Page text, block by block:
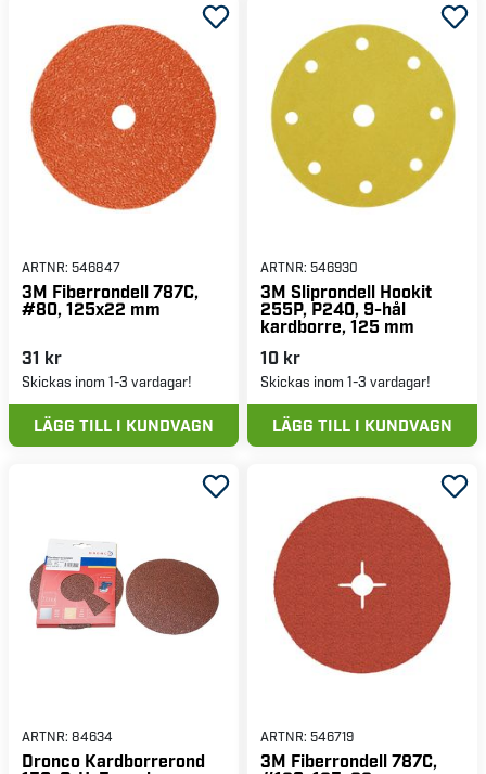
ARTNR: 546847
3M Fiberrondell 787C,
#80, 125x22 mm
31 kr
Skickas inom 1-3 vardagar!
LÄGG TILL I KUNDVAGN
ARTNR: 546930
3M Sliprondell Hookit
255P, P240, 9-hål
kardborre, 125 mm
10 kr
Skickas inom 1-3 vardagar!
LÄGG TILL I KUNDVAGN
ARTNR: 84634
Dronco Kardborrerond
ARTNR: 546719
3M Fiberrondell 787C,